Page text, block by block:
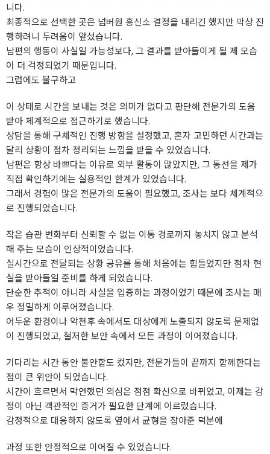
니다.
최종적으로 선택한 곳은 넘버원 흥신소 결정을 내리긴 했지만 막상 진
행하려니 두려움이 앞섰습니다.
남편의 행동이 사실일 가능성보다, 그 결과를 받아들이게 될 제 모습
이 더 걱정되었기 때문입니다.
그럼에도 불구하고
이 상태로 시간을 보내는 것은 의미가 없다고 판단해 전문가의 도움
받아 체계적으로 접근하기로 했습니다.
상담을 통해 구체적인 진행 방향을 설정했고, 혼자 고민하던 시간과는
달리 상황이 점차 정리되는 느낌을 받을 수 있었습니다.
남편은 항상 바쁘다는 이유로 외부 활동이 많았지만, 그 동선을 제가
직접 확인하기에는 실용적인 한계가 있었습니다.
그래서 경험이 많은 전문가의 도움이 필요했고, 조사는 보다 체계적으
로 진행되었습니다.
작은 습관 변화부터 신뢰할 수 없는 이동 경로까지 놓치지 않고 분석
해 주는 모습이 인상적이었습니다.
실시간으로 전달되는 상황 공유를 통해 처음에는 힘들었지만 점차 현
실을 받아들일 준비를 하게 되었습니다.
단순한 추적이 아니라 사실을 입증하는 과정이었기 때문에 조사는 매
우 정밀하게 이루어졌습니다.
어두운 환경이나 악천후 속에서도 대상에게 노출되지 않도록 문제없
이 진행되었고, 철저한 보안 속에서 모든 과정이 이어졌습니다.
기다리는 시간 동안 불안함도 컸지만, 전문가들이 끝까지 함께한다는
점이 큰 위안이 되었습니다.
시간이 흐르면서 막연했던 의심은 점점 확신으로 바뀌었고, 이제는 감
정이 아닌 객관적인 증거가 필요한 단계에 이르렀습니다.
감정적으로 대응하지 않도록 옆에서 균형을 잡아준 덕분에
과정 또한 안정적으로 이어질 수 있었습니다.